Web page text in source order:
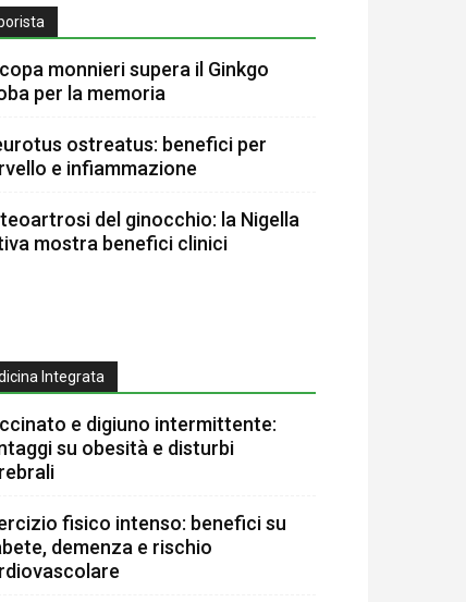
monnieri supera il Ginkgo
per la memoria
ostreatus: benefici per
e infiammazione
del ginocchio: la Nigella
mostra benefici clinici
Integrata
e digiuno intermittente:
su obesità e disturbi
fisico intenso: benefici su
demenza e rischio